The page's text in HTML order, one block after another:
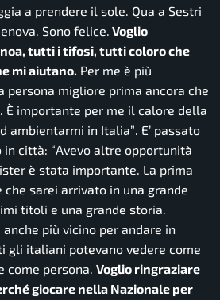
a prendere il sole. Qua a Sestri
Sono felice. Voglio
tutti i tifosi, tutti coloro che
mi aiutano. Per me è più
persona migliore prima ancora che
È importante per me il calore della
ambientarmi in Italia”. E’ passato
in città: “Avevo altre opportunità
è stata importante. La prima
che sarei arrivato in una grande
titoli e una grande storia.
anche più vicino per andare in
gli italiani potevano vedere come
come persona. Voglio ringraziare
giocare nella Nazionale per